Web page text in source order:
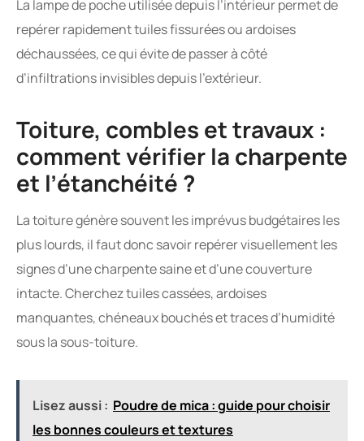
La lampe de poche utilisée depuis l’intérieur permet de
repérer rapidement tuiles fissurées ou ardoises
déchaussées, ce qui évite de passer à côté
d’infiltrations invisibles depuis l’extérieur.
Toiture, combles et travaux :
comment vérifier la charpente
et l’étanchéité ?
La toiture génère souvent les imprévus budgétaires les
plus lourds, il faut donc savoir repérer visuellement les
signes d’une charpente saine et d’une couverture
intacte. Cherchez tuiles cassées, ardoises
manquantes, chéneaux bouchés et traces d’humidité
sous la sous-toiture.
Lisez aussi : Poudre de mica : guide pour choisir
les bonnes couleurs et textures